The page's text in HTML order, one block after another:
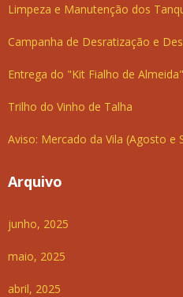
Limpeza e Manutenção dos
Campanha de Desratização e
Entrega do "Kit Fialho de
Trilho do Vinho de Talha
Aviso: Mercado da Vila (Agosto e
Arquivo
junho, 2025
maio, 2025
abril, 2025